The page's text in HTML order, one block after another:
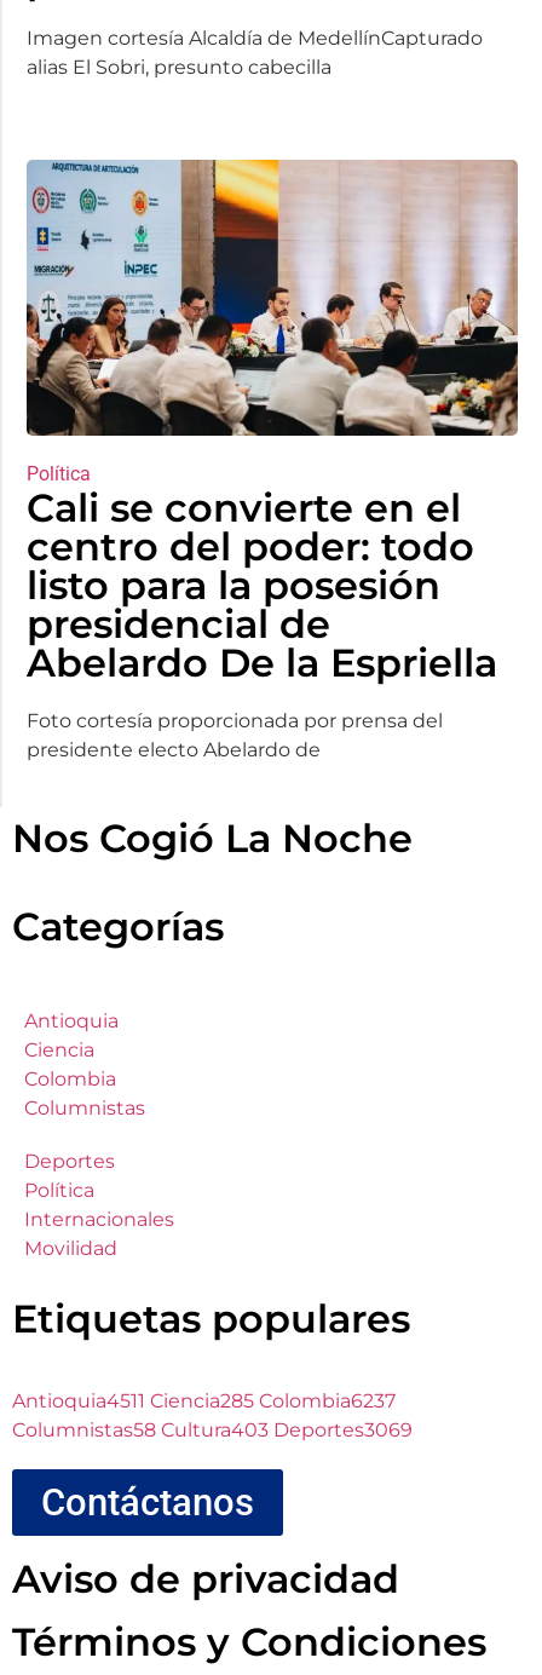
Imagen cortesía Alcaldía de MedellínCapturado
alias El Sobri, presunto cabecilla
Política
Cali se convierte en el
centro del poder: todo
listo para la posesión
presidencial de
Abelardo De la Espriella
Foto cortesía proporcionada por prensa del
presidente electo Abelardo de
Nos Cogió La Noche
Categorías
Antioquia
Ciencia
Colombia
Columnistas
Deportes
Política
Internacionales
Movilidad
Etiquetas populares
Antioquia4511 Ciencia285 Colombia6237
Columnistas58 Cultura403 Deportes3069
Contáctanos
Aviso de privacidad
Términos y Condiciones